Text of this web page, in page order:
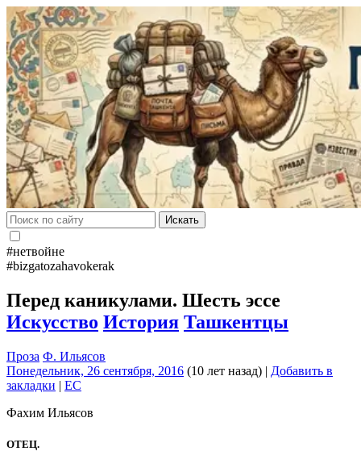
Искать
#нетвойне
#bizgatozahavokerak
Перед каникулами. Шесть эссе
Искусство История Ташкентцы
Проза Ф. Ильясов
Понедельник, 26 сентября, 2016 (10 лет назад) | Добавить в
закладки | EC
Фахим Ильясов
ОТЕЦ.